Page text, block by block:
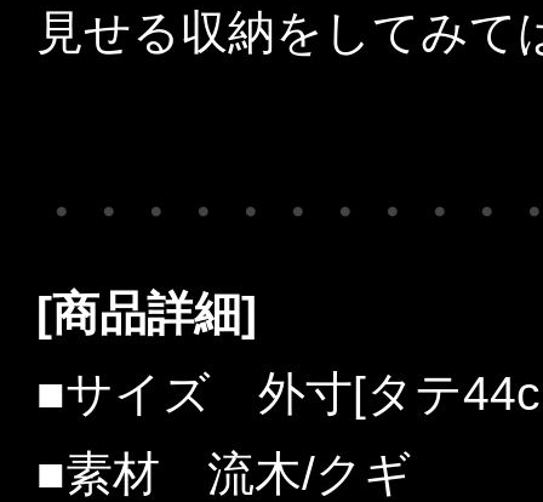
見せる収納をしてみ
・・・・・・・・・
[商品詳細]
■サイズ 外寸[タテ
■素材 流木/クギ